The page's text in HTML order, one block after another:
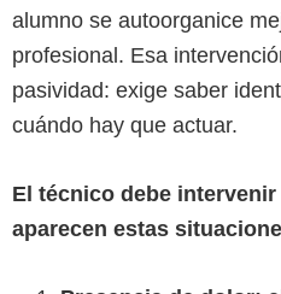
alumno se autoorganice
profesional. Esa
pasividad: exige saber
cuándo hay que actuar.
El técnico debe
aparecen estas